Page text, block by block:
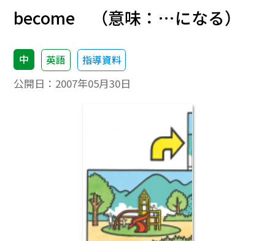
become （意味：…になる）
中 英語 指導資料
公開日： 2007年05月30日